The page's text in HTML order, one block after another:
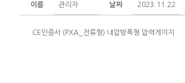
이름 관리자 날짜 2023.11.22
CE인증서 (PXA_전류형) 내압방폭형 압력게이지